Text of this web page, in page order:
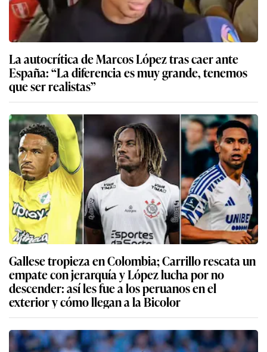
La autocrítica de Marcos López tras caer ante
España: “La diferencia es muy grande, tenemos
que ser realistas”
Gallese tropieza en Colombia; Carrillo rescata un
empate con jerarquía y López lucha por no
descender: así les fue a los peruanos en el
exterior y cómo llegan a la Bicolor